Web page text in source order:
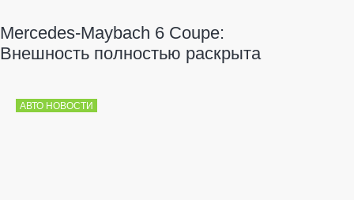
Mercedes-Maybach 6 Coupe:
Внешность полностью раскрыта
АВТО НОВОСТИ